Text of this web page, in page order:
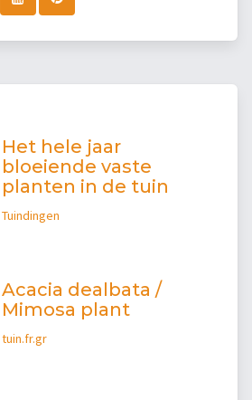
Het hele jaar
bloeiende vaste
planten in de tuin
Tuindingen
Acacia dealbata /
Mimosa plant
tuin.fr.gr